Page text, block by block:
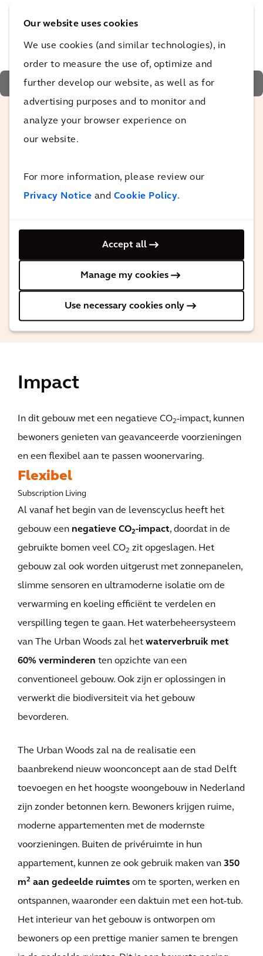
Our website uses cookies
We use cookies (and similar technologies), in
order to measure the use of, optimize and
further develop our website, as well as for
advertising purposes and to monitor and
analyze your browser experience on
our website.
For more information, please review our
Privacy Notice and Cookie Policy.
Accept all
Manage my cookies
Use necessary cookies only
© The Urban Woods
De opdrachtgever ging er vol overtuigd
en ecologisch verantwoord mogelijk te
van een woontoren.
Meint Smith
Senior Ontwerper, Arcadis
Impact
In dit gebouw met een negatieve CO2-impact, kunnen
bewoners genieten van geavanceerde voorzieningen
en een flexibel aan te passen woonervaring.
Flexibel
Subscription Living
Al vanaf het begin van de levenscyclus heeft het
gebouw een negatieve CO2-impact, doordat in de
gebruikte bomen veel CO2 zit opgeslagen. Het
gebouw zal ook worden uitgerust met zonnepanelen,
slimme sensoren en ultramoderne isolatie om de
verwarming en koeling efficiënt te verdelen en
verspilling tegen te gaan. Het waterbeheersysteem
van The Urban Woods zal het waterverbruik met
60% verminderen ten opzichte van een
conventioneel gebouw. Ook zijn er oplossingen in
verwerkt die biodiversiteit via het gebouw
bevorderen.
The Urban Woods zal na de realisatie een
baanbrekend nieuw woonconcept aan de stad Delft
toevoegen en het hoogste woongebouw in Nederland
zijn zonder betonnen kern. Bewoners krijgen ruime,
moderne appartementen met de modernste
voorzieningen. Buiten de privéruimte in hun
appartement, kunnen ze ook gebruik maken van 350
m2 aan gedeelde ruimtes om te sporten, werken en
ontspannen, waaronder een daktuin met een hot-tub.
Het interieur van het gebouw is ontworpen om
bewoners op een prettige manier samen te brengen